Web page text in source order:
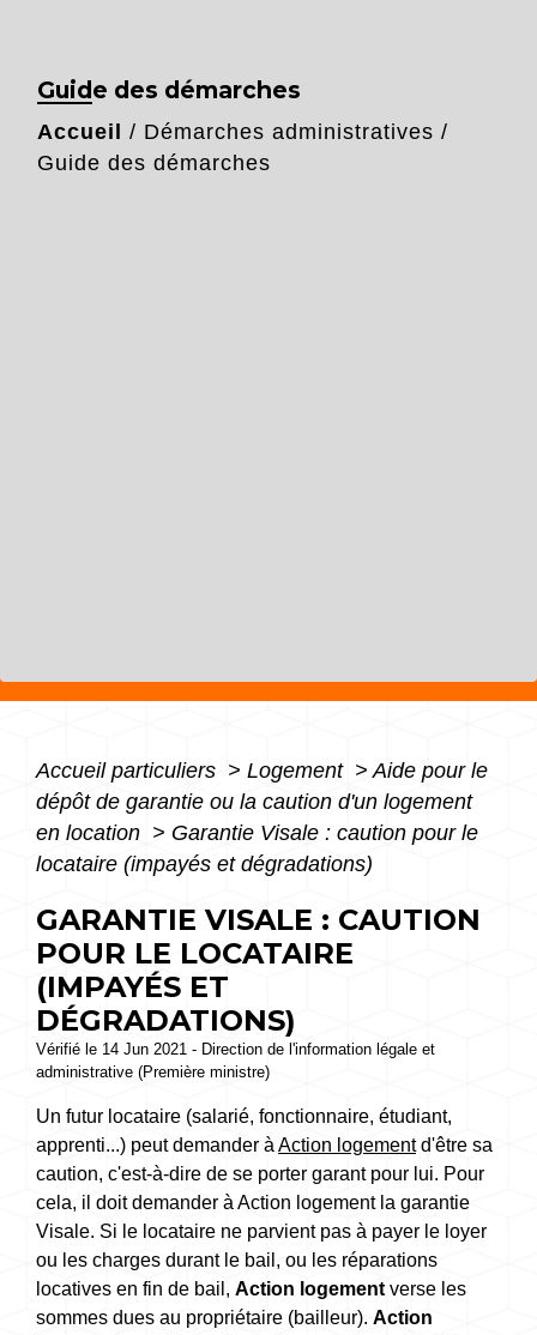
Guide des démarches
Accueil / Démarches administratives /
Guide des démarches
Accueil particuliers > Logement > Aide pour le
dépôt de garantie ou la caution d'un logement
en location > Garantie Visale : caution pour le
locataire (impayés et dégradations)
GARANTIE VISALE : CAUTION
POUR LE LOCATAIRE
(IMPAYÉS ET
DÉGRADATIONS)
Vérifié le 14 Jun 2021 - Direction de l'information légale et
administrative (Première ministre)
Un futur locataire (salarié, fonctionnaire, étudiant,
apprenti...) peut demander à Action logementd'être sa
caution, c'est-à-dire de se porter garant pour lui. Pour
cela, il doit demander à Action logement la garantie
Visale. Si le locataire ne parvient pas à payer le loyer
ou les charges durant le bail, ou les réparations
locatives en fin de bail, Action logement verse les
sommes dues au propriétaire (bailleur). Action